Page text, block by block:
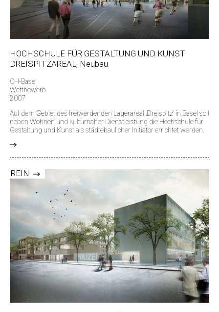
HOCHSCHULE FÜR GESTALTUNG UND KUNST
DREISPITZAREAL, Neubau
CH-Basel
Wettbewerb
2007
Auf dem Gebiet des freiwerdenden Lagerareal ‚Dreispitz’ in Basel soll
neben Wohnen und kulturnaher Dienstleistung die Hochschule für
Gestaltung und Kunst als städtebaulicher Initiator errichtet werden.
REIN